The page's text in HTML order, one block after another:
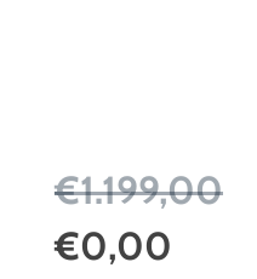
€1.199,00
€0,00